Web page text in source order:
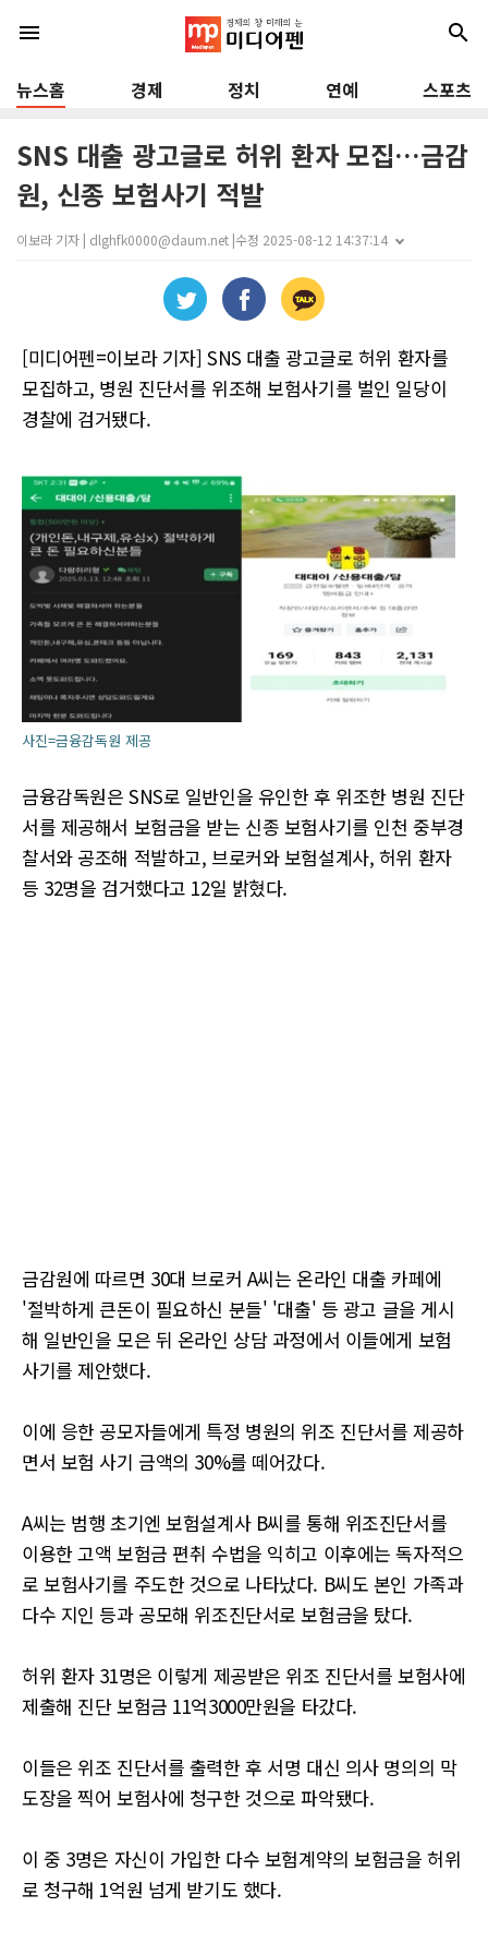
menu search
뉴스홈 경제 정치 연예 스포츠
SNS 대출 광고글로 허위 환자 모집…금감
원, 신종 보험사기 적발
이보라 기자 | dlghfk0000@daum.net |수정 2025-08-12 14:37:14
[미디어펜=이보라 기자] SNS 대출 광고글로 허위 환자를
모집하고, 병원 진단서를 위조해 보험사기를 벌인 일당이
경찰에 검거됐다.
사진=금융감독원 제공
금융감독원은 SNS로 일반인을 유인한 후 위조한 병원 진단
서를 제공해서 보험금을 받는 신종 보험사기를 인천 중부경
찰서와 공조해 적발하고, 브로커와 보험설계사, 허위 환자
등 32명을 검거했다고 12일 밝혔다.
금감원에 따르면 30대 브로커 A씨는 온라인 대출 카페에
'절박하게 큰돈이 필요하신 분들' '대출' 등 광고 글을 게시
해 일반인을 모은 뒤 온라인 상담 과정에서 이들에게 보험
사기를 제안했다.
이에 응한 공모자들에게 특정 병원의 위조 진단서를 제공하
면서 보험 사기 금액의 30%를 떼어갔다.
A씨는 범행 초기엔 보험설계사 B씨를 통해 위조진단서를
이용한 고액 보험금 편취 수법을 익히고 이후에는 독자적으
로 보험사기를 주도한 것으로 나타났다. B씨도 본인 가족과
다수 지인 등과 공모해 위조진단서로 보험금을 탔다.
허위 환자 31명은 이렇게 제공받은 위조 진단서를 보험사에
제출해 진단 보험금 11억3000만원을 타갔다.
이들은 위조 진단서를 출력한 후 서명 대신 의사 명의의 막
도장을 찍어 보험사에 청구한 것으로 파악됐다.
이 중 3명은 자신이 가입한 다수 보험계약의 보험금을 허위
로 청구해 1억원 넘게 받기도 했다.